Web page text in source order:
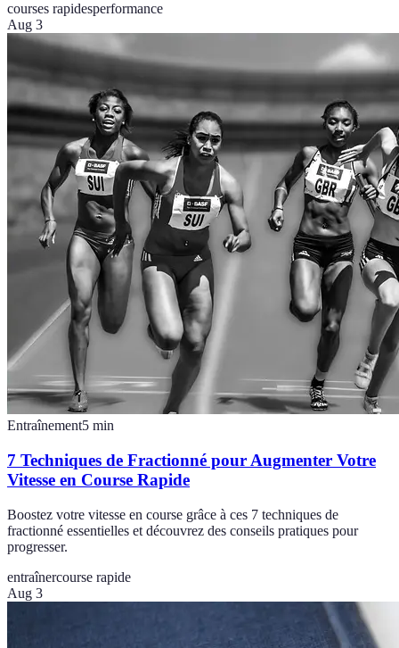
courses rapidesperformance
Aug 3
Entraînement5 min
7 Techniques de Fractionné pour Augmenter Votre
Vitesse en Course Rapide
Boostez votre vitesse en course grâce à ces 7 techniques de
fractionné essentielles et découvrez des conseils pratiques pour
progresser.
entraînercourse rapide
Aug 3